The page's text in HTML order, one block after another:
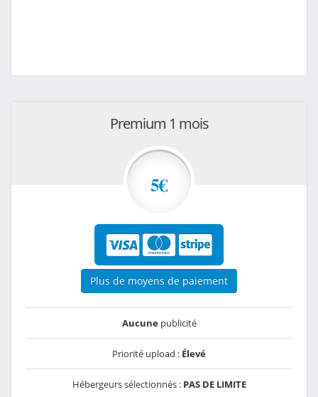
Premium 1 mois
5€
Plus de moyens de paiement
Aucunepublicité
Priorité upload : Élevé
Hébergeurs sélectionnés : PAS DE LIMITE